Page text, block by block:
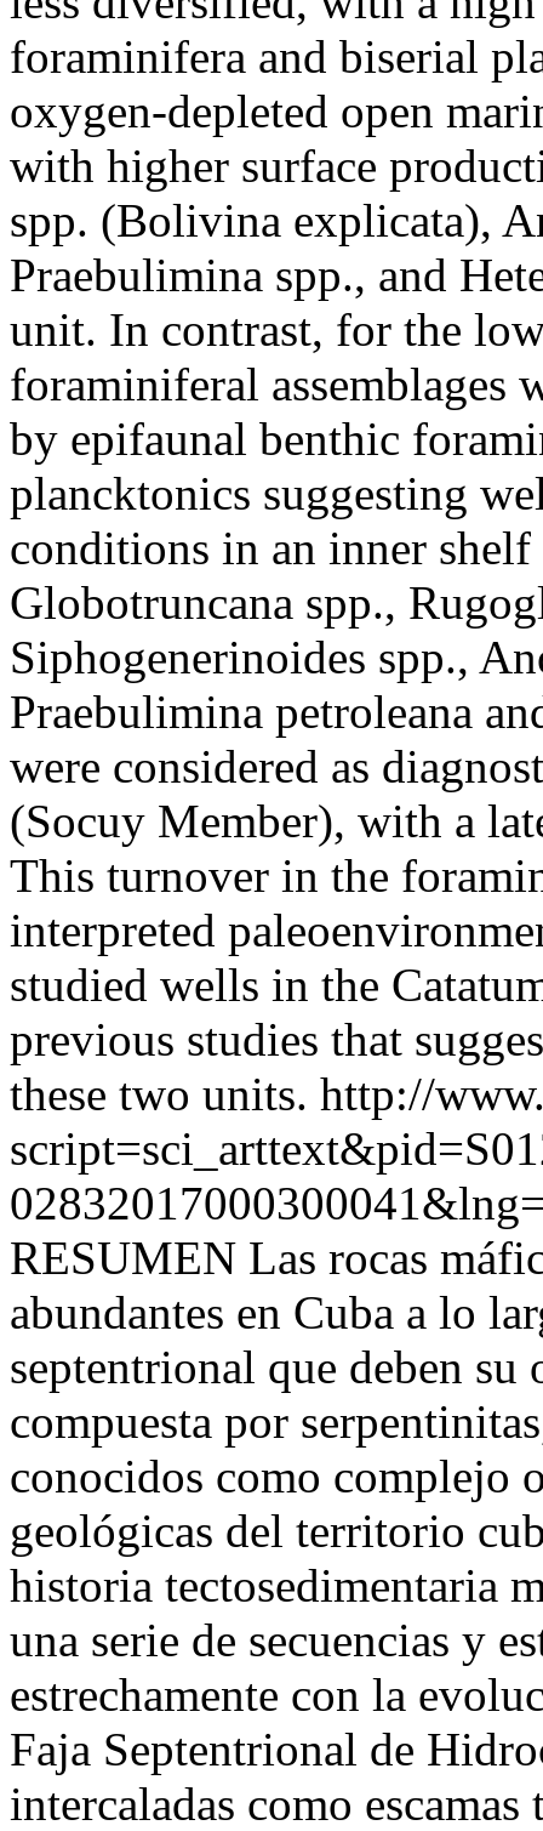
foraminifera and biserial
oxygen-depleted open
with higher surface
spp. (Bolivina explicata),
Praebulimina spp., and
unit. In contrast, for the
foraminiferal assemblages
by epifaunal benthic
plancktonics suggesting
conditions in an inner shelf
Globotruncana spp.,
Siphogenerinoides spp.,
Praebulimina petroleana
were considered as
(Socuy Member), with a
This turnover in the
interpreted
studied wells in the
previous studies that
these two units. http://
RESUMEN Las rocas
abundantes en Cuba a lo
septentrional que deben su
compuesta por
conocidos como complejo
geológicas del territorio
historia tectosedimentaria
una serie de secuencias y
estrechamente con la
Faja Septentrional de
intercaladas como